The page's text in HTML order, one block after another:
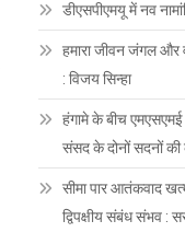
डीएसपीएमयू में नव
हमारा जीवन जंगल और
: विजय सिन्हा
हंगामे के बीच
संसद के दोनों सदनों की
सीमा पार आतंकवाद
द्विपक्षीय संबंध संभव :